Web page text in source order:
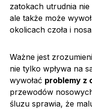
zatokach utrudnia
ale także może
okolicach czoła i
Ważne jest
nie tylko wpływa na
wywołać problemy z
przewodów
śluzu sprawia, że